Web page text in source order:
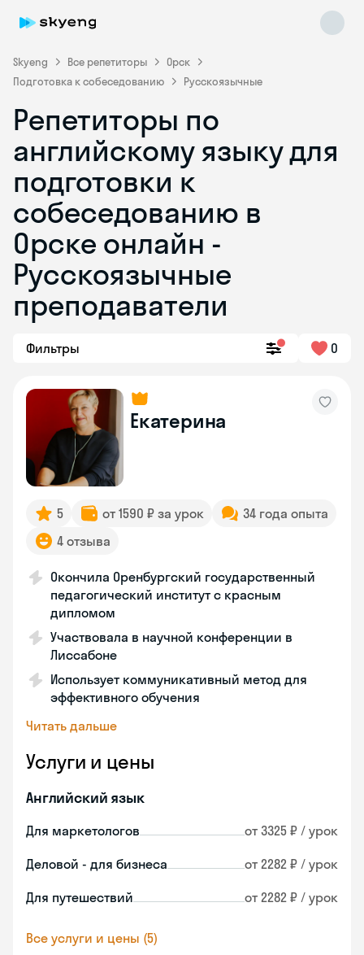
Skyeng Все репетиторы
Орск
Подготовка к собеседованию
Русскоязычные
Репетиторы по
английскому языку для
подготовки к
собеседованию в
Орске онлайн -
Русскоязычные
преподаватели
Фильтры 0
Екатерина
5 от 1590 ₽ за урок
34 года опыта
4 отзыва
Окончила Оренбургский государственный
педагогический институт с красным
дипломом
Участвовала в научной конференции в
Лиссабоне
Использует коммуникативный метод для
эффективного обучения
Читать дальше
Услуги и цены
Английский язык
Для маркетологов от 3325 ₽ / урок
Деловой - для бизнеса от 2282 ₽ / урок
Для путешествий от 2282 ₽ / урок
Все услуги и цены (5)
Skyeng Chat